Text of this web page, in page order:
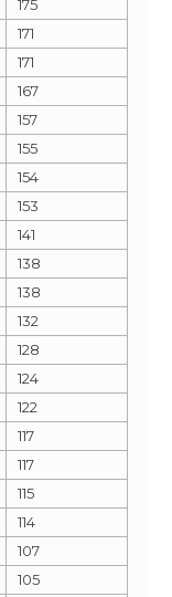
175
171
171
167
157
155
154
153
141
138
138
132
128
124
122
117
117
115
114
107
105